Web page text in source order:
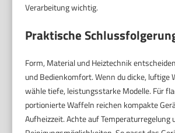
Verarbeitung wichtig.
Praktische
Form, Material und Heiztechnik
und Bedienkomfort. Wenn du dicke, luftige
wähle tiefe, leistungsstarke Modelle. Für
portionierte Waffeln reichen kompakte
Aufheizzeit. Achte auf Temperaturregelung